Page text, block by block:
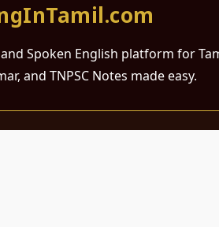
Spoken English platform for
and TNPSC Notes made easy.